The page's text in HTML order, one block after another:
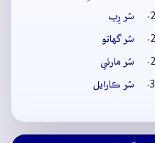
سُر رِپ
سُر گهاتو
سُر مارئي
سُر ڪارايل